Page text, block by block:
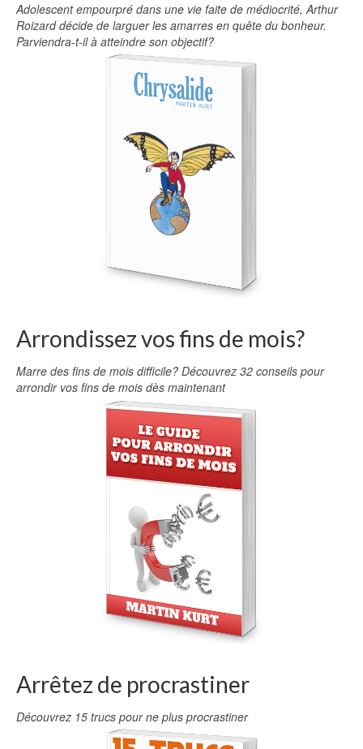
Adolescent empourpré dans une vie faite de médiocrité, Arthur
Roizard décide de larguer les amarres en quête du bonheur.
Parviendra-t-il à atteindre son objectif?
Arrondissez vos fins de mois?
Marre des fins de mois difficile? Découvrez 32 conseils pour
arrondir vos fins de mois dès maintenant
Arrêtez de procrastiner
Découvrez 15 trucs pour ne plus procrastiner